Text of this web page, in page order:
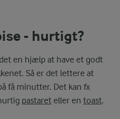
- hurtigt?
en hjælp at have et godt
Så er det lettere at
få minutter. Det kan fx
pastaret eller en toast.